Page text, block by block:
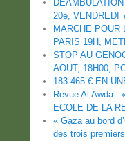
20e, VENDREDI
MARCHE POUR
PARIS 19H,
STOP AU
AOUT, 18H00,
183.465 € EN
Revue Al Awda :
ECOLE DE LA
« Gaza au bord
des trois